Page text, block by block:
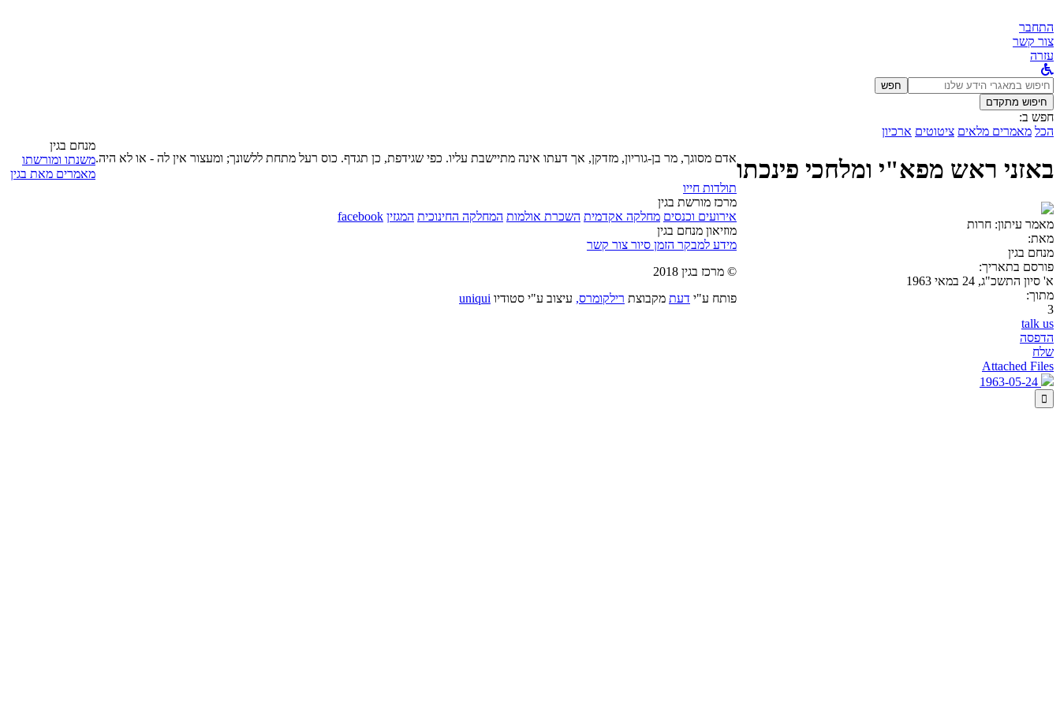
התחבר
צור קשר
עזרה
לחפש
ב:
חפש
חיפוש מתקדם
חפש ב:
הכל מאמרים מלאים ציטוטים ארכיון
באזני ראש מפא"י ומלחכי פינכתו
מאמר עיתון: חרות
מאת:
מנחם בגין
פורסם בתאריך:
א' סיון התשכ"ג, 24 במאי 1963
מתוך:
3
talk us
הדפסה
שלח
Attached Files

אדם מסוגך, מר בן-גוריון, מזדקן, אך דעתו אינה מתיישבת עליו. כפי שגידפת, כן תגדף. כוס רעל מתחת ללשונך; ומעצור אין לה - או לא היה.
מנחם בגין
משנתו ומורשתו
מאמרים מאת בגין
תולדות חייו
מרכז מורשת בגין
אירועים וכנסים מחלקה אקדמית השכרת אולמות המחלקה החינוכית המגזין facebook
מוזיאון מנחם בגין
מידע למבקר הזמן סיור צור קשר
© מרכז בגין 2018
פותח ע"י דעת מקבוצת רילקומרס, עיצוב ע"י סטודיו uniqui